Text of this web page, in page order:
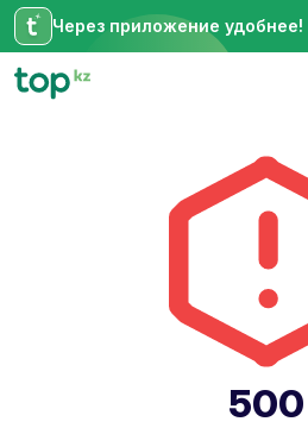
Через приложение удобнее!
500